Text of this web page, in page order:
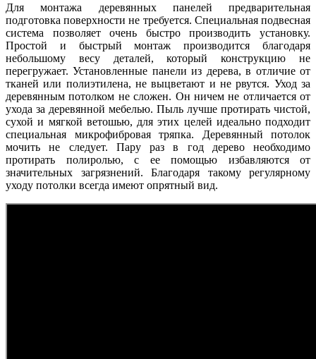
Для монтажа деревянных панелей предварительная
подготовка поверхности не требуется. Специальная подвесная
система позволяет очень быстро производить установку.
Простой и быстрый монтаж производится благодаря
небольшому весу деталей, который конструкцию не
перегружает. Установленные панели из дерева, в отличие от
тканей или полиэтилена, не выцветают и не рвутся. Уход за
деревянным потолком не сложен. Он ничем не отличается от
ухода за деревянной мебелью. Пыль лучше протирать чистой,
сухой и мягкой ветошью, для этих целей идеально подходит
специальная микрофибровая тряпка. Деревянный потолок
мочить не следует. Пару раз в год дерево необходимо
протирать полиролью, с ее помощью избавляются от
значительных загрязнений. Благодаря такому регулярному
уходу потолки всегда имеют опрятный вид.